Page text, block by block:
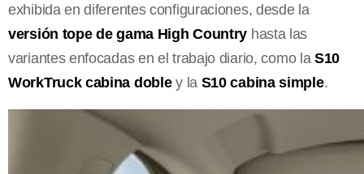
exhibida en diferentes configuraciones, desde la
versión tope de gama High Country hasta las
variantes enfocadas en el trabajo diario, como laS10
WorkTruck cabina dobley la S10 cabina simple.